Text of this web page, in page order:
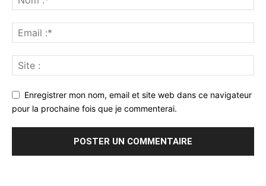
Enregistrer mon nom, email et site web dans ce navigateur
pour la prochaine fois que je commenterai.